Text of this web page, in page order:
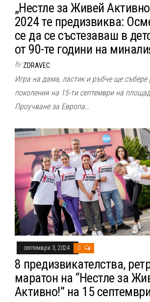
„Нестле за Живей
2024 те предизвиква:
се да се състезаваш в
от 90-те години на
By ZDRAVEC
Игра на дама, ластик и ръбче ще събере
поколения на 15-ти септември на
Проучване за Европа…
септември 3, 2024 0
8 предизвикателства,
маратон на “Нестле за
Активно!” на 15